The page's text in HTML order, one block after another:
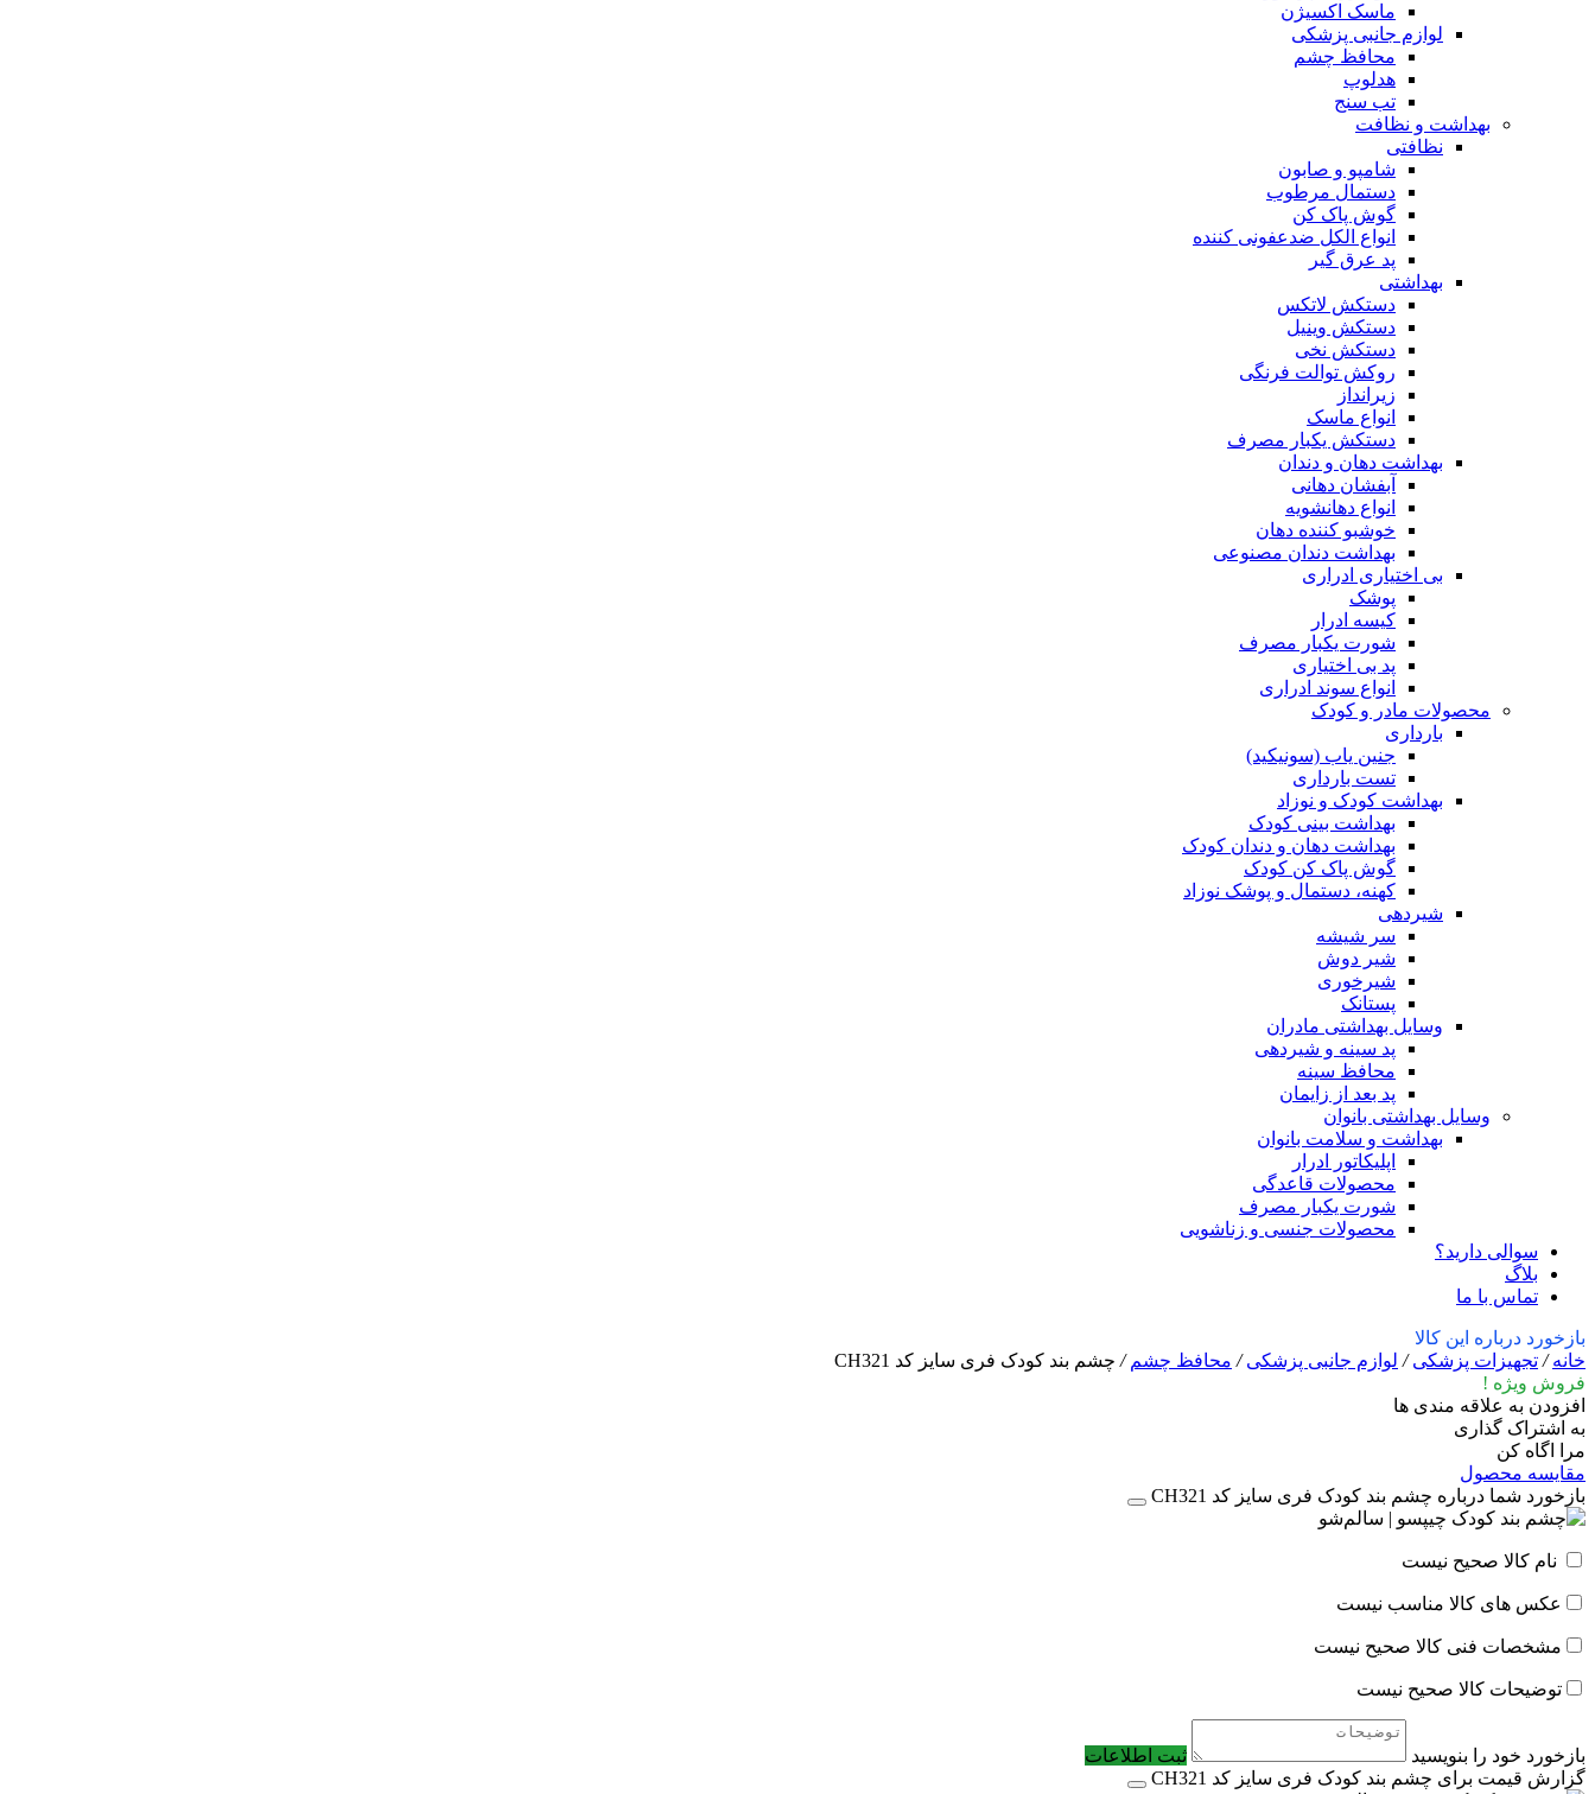
ماسک اکسیژن
لوازم جانبی پزشکی
محافظ چشم
هدلوپ
تب سنج
بهداشت و نظافت
نظافتی
شامپو و صابون
دستمال مرطوب
گوش پاک کن
انواع الکل ضدعفونی کننده
پد عرق گیر
بهداشتی
دستکش لاتکس
دستکش وینیل
دستکش نخی
روکش توالت فرنگی
زیرانداز
انواع ماسک
دستکش یکبار مصرف
بهداشت دهان و دندان
آبفشان دهانی
انواع دهانشویه
خوشبو کننده دهان
بهداشت دندان مصنوعی
بی اختیاری ادراری
پوشک
کیسه ادرار
شورت یکبار مصرف
پد بی اختیاری
انواع سوند ادراری
محصولات مادر و کودک
بارداری
جنین یاب (سونیکید)
تست بارداری
بهداشت کودک و نوزاد
بهداشت بینی کودک
بهداشت دهان و دندان کودک
گوش پاک کن کودک
کهنه، دستمال و پوشک نوزاد
شیردهی
سر شیشه
شیر دوش
شیرخوری
پستانک
وسایل بهداشتی مادران
پد سینه و شیردهی
محافظ سینه
پد بعد از زایمان
وسایل بهداشتی بانوان
بهداشت و سلامت بانوان
اپلیکاتور ادرار
محصولات قاعدگی
شورت یکبار مصرف
محصولات جنسی و زناشویی
سوالی دارید؟
بلاگ
تماس با ما
بازخورد درباره این کالا
خانه/ تجهیزات پزشکی/ لوازم جانبی پزشکی/ محافظ چشم / چشم بند کودک فری سایز کد CH321
فروش ویژه !
افزودن به علاقه مندی ها
به اشتراک گذاری
مرا اگاه کن
مقایسه محصول
بازخورد شما درباره چشم بند کودک فری سایز کد CH321
نام کالا صحیح نیست
عکس های کالا مناسب نیست
مشخصات فنی کالا صحیح نیست
توضیحات کالا صحیح نیست
بازخورد خود را بنویسید
ثبت اطلاعات
گزارش قیمت برای چشم بند کودک فری سایز کد CH321